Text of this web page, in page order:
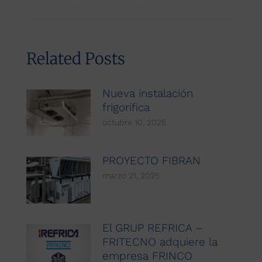
Related Posts
Nueva instalación
frigorífica
octubre 10, 2025
PROYECTO FIBRAN
marzo 21, 2025
El GRUP REFRICA –
FRITECNO adquiere la
empresa FRINCO